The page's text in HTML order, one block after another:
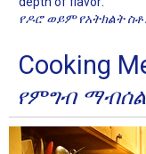
የዶሮ ወይም የአትክልት
Cooking
የምግብ